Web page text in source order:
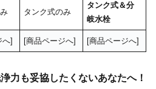
タンク式のみ
タンク式＆分
岐水栓
へ] [商品ページへ] [商品ページへ]
力も妥協したくないあなたへ！